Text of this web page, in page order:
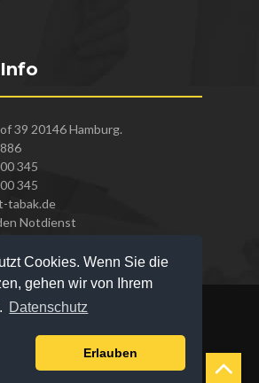
Cookies. Wenn Sie die
gehen wir von Ihrem
Datenschutz
Erlauben
39 20146 Hamburg.
345
345
tabak.de
Notdienst
2020 By:Schlüsseldienst und
Hamburg